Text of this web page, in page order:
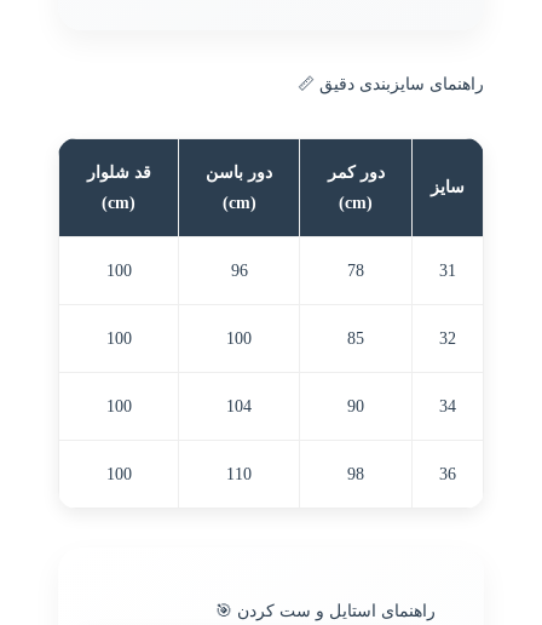
راهنمای سایزبندی دقیق 📏
سایز
دور کمر
(cm)
دور باسن
(cm)
قد شلوار
(cm)
31
78
96
100
32
85
100
100
34
90
104
100
36
98
110
100
راهنمای استایل و ست کردن 🎯